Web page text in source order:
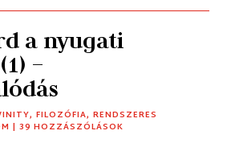
a nyugati
–
,FILOZÓFIA,RENDSZERES
| 39 HOZZÁSZÓLÁSOK